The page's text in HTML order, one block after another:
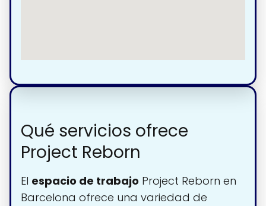
Qué servicios ofrece
Project Reborn
El espacio de trabajo Project Reborn en
Barcelona ofrece una variedad de